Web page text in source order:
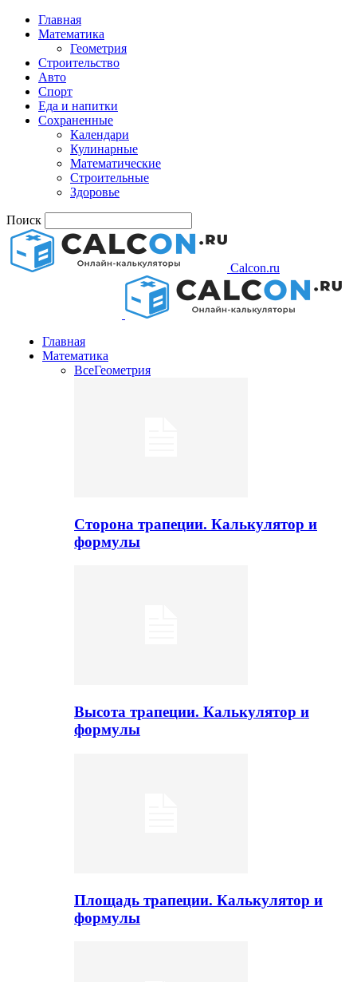
Главная
Математика
Геометрия
Строительство
Авто
Спорт
Еда и напитки
Сохраненные
Календари
Кулинарные
Математические
Строительные
Здоровье
Поиск
Calcon.ru
Главная
Математика
ВсеГеометрия
Сторона трапеции. Калькулятор и
формулы
Высота трапеции. Калькулятор и
формулы
Площадь трапеции. Калькулятор и
формулы